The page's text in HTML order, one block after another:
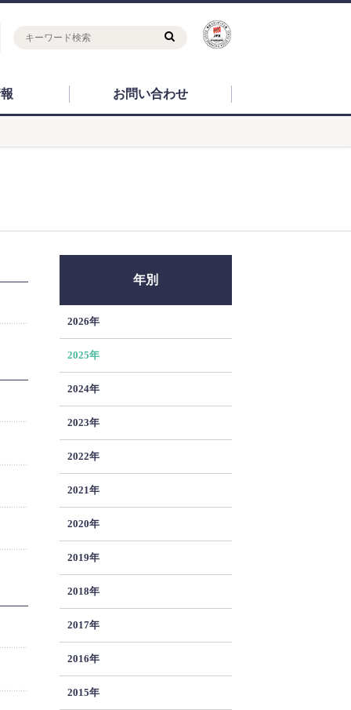
お問い合わせ
年別
2026年
2025年
2024年
2023年
2022年
2021年
2020年
2019年
2018年
2017年
2016年
2015年